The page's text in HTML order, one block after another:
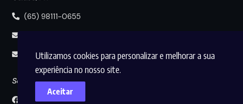
Utilizamos cookies para personalizar e melhorar a sua
experiência no nosso site.
Aceitar
(65) 98111-0655
midia@circuitomt.com.br
Seguir